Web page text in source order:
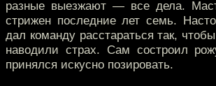
разные выезжают — все дела.
стрижен последние лет семь.
дал команду расстараться так,
наводили страх. Сам состроил
принялся искусно позировать.